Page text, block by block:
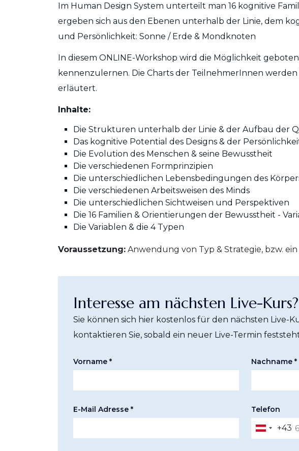
Im Human Design System unterteilt man 16 kognitive
ergeben sich aus den Ebenen unterhalb der Linie, dem
und Persönlichkeit: Sonne / Erde & Mondknoten
In diesem ONLINE-Workshop wird die Möglichkeit
kennenzulernen. Die Charts der TeilnehmerInnen
erläutert.
Inhalte:
Die Strukturen unterhalb der Linie & der Aufbau der
Das kognitive Potential des Designs & der
Die Evolution des Menschen & seine Bewusstheit
Die verschiedenen Formprinzipien
Die unterschiedlichen Lebensbedingungen des
Die verschiedenen Arbeitsweisen des Minds
Die unterschiedlichen Sichtweisen und Perspektiven
Die 16 Familien & Orientierungen der Bewusstheit -
Die Variablen & die 4 Typen
Voraussetzung: Anwendung von Typ & Strategie, bzw. ein
Interesse am nächsten Live-Kurs?
Sie können sich hier kostenlos für den nächsten Live-
kontaktieren Sie, sobald ein neuer Live-Termin
Vorname * Nachname *
E-Mail Adresse * Telefon
Austria
+43
+43